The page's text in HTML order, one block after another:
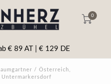
0
€ 89 AT | € 129 DE
/ Österreich,